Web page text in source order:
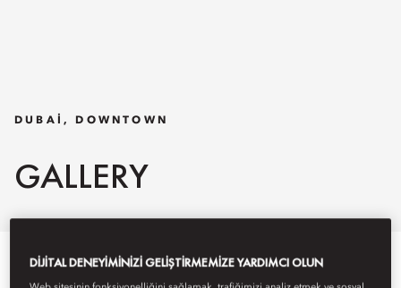
DUBAI, DOWNTOWN
GALLERY
Yiyecek ve İçecek
DIJITAL DENEYIMINIZI GELIŞTIRMEMIZE YARDIMCI OLUN